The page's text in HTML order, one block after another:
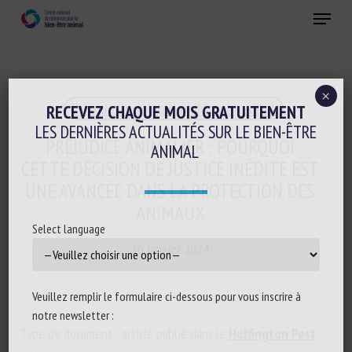
Menu
Ethique-sociologie-philosophie-droit
PRÉJUDICE ANIMALIER : POURQUOI
UNE AVANCÉE DANS LA PROTECTION DES
16 janvier 2024
RECEVEZ CHAQUE MOIS GRATUITEMENT
LES DERNIÈRES ACTUALITÉS SUR LE BIEN-ÊTRE
ANIMAL
Select language
Veuillez remplir le formulaire ci-dessous pour vous inscrire à
notre newsletter :
×